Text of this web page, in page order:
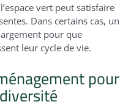
vert peut satisfaire
Dans certains cas, un
pour que
leur cycle de vie.
pour